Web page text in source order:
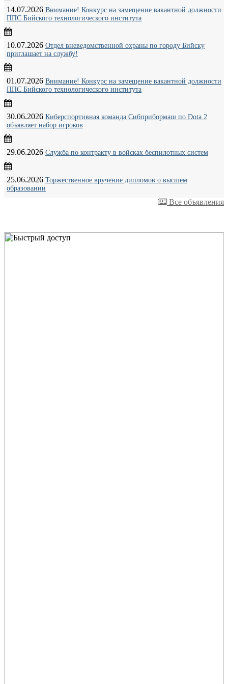
14.07.2026 Внимание! Конкурс на замещение вакантной должности
ППС Бийского технологического института
10.07.2026 Отдел вневедомственной охраны по городу Бийску
приглашает на службу!
01.07.2026 Внимание! Конкурс на замещение вакантной должности
ППС Бийского технологического института
30.06.2026 Киберспортивная команда Сибприбормаш по Dota 2
объявляет набор игроков
29.06.2026 Служба по контракту в войсках беспилотных систем
25.06.2026 Торжественное вручение дипломов о высшем
образовании
Все объявления